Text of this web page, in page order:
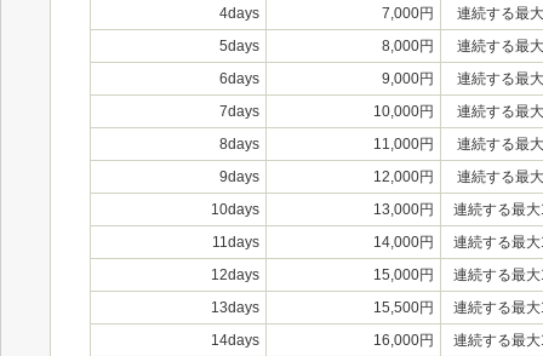
4days
7,000円
連続する最
5days
8,000円
連続する最
6days
9,000円
連続する最
7days
10,000円
連続する最
8days
11,000円
連続する最
9days
12,000円
連続する最
10days
13,000円
連続する最
11days
14,000円
連続する最
12days
15,000円
連続する最
13days
15,500円
連続する最
14days
16,000円 連続する最